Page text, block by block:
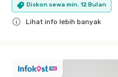
Diskon sewa min. 12 Bulan
Lihat info lebih banyak